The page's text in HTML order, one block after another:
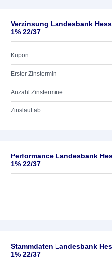
Verzinsung Landesbank
1% 22/37
Kupon
Erster Zinstermin
Anzahl Zinstermine
Zinslauf ab
Performance Landesbank
1% 22/37
Stammdaten Landesbank
1% 22/37